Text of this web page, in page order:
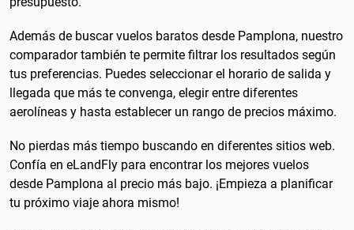
Además de buscar vuelos baratos desde Pamplona, nuestro
comparador también te permite filtrar los resultados según
tus preferencias. Puedes seleccionar el horario de salida y
llegada que más te convenga, elegir entre diferentes
aerolíneas y hasta establecer un rango de precios máximo.
No pierdas más tiempo buscando en diferentes sitios web.
Confía en eLandFly para encontrar los mejores vuelos
desde Pamplona al precio más bajo. ¡Empieza a planificar
tu próximo viaje ahora mismo!